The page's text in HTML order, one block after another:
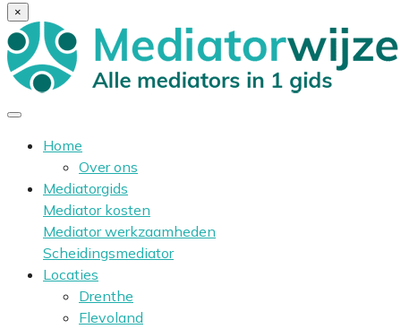
×
Home
Over ons
Mediatorgids
Mediator kosten
Mediator werkzaamheden
Scheidingsmediator
Locaties
Drenthe
Flevoland